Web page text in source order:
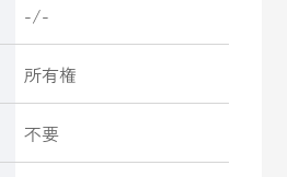
-/-
所有権
不要